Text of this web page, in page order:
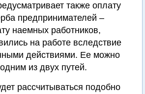
также оплату
предпринимателей –
наемных работников,
на работе вследствие
действиями. Ее можно
из двух путей.
рассчитываться подобно